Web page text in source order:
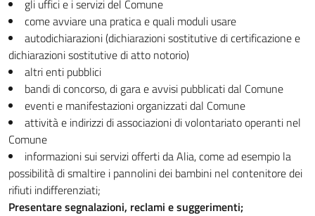
gli uffici e i servizi del Comune
come avviare una pratica e quali moduli usare
autodichiarazioni (dichiarazioni sostitutive di certificazione e
dichiarazioni sostitutive di atto notorio)
altri enti pubblici
bandi di concorso, di gara e avvisi pubblicati dal Comune
eventi e manifestazioni organizzati dal Comune
attività e indirizzi di associazioni di volontariato operanti nel
Comune
informazioni sui servizi offerti da Alia, come ad esempio la
possibilità di smaltire i pannolini dei bambini nel contenitore dei
rifiuti indifferenziati;
Presentare segnalazioni, reclami e suggerimenti;